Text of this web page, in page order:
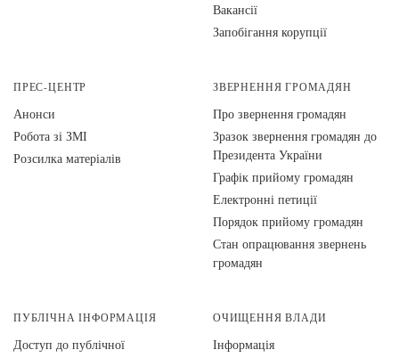
Вакансії
Запобігання корупції
ПРЕС-ЦЕНТР
Анонси
Робота зі ЗМІ
Розсилка матеріалів
ЗВЕРНЕННЯ ГРОМАДЯН
Про звернення громадян
Зразок звернення громадян до
Президента України
Графік прийому громадян
Електронні петиції
Порядок прийому громадян
Стан опрацювання звернень
громадян
ПУБЛІЧНА ІНФОРМАЦІЯ
Доступ до публічної
ОЧИЩЕННЯ ВЛАДИ
Інформація